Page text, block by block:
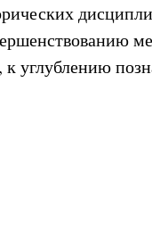
к углублению